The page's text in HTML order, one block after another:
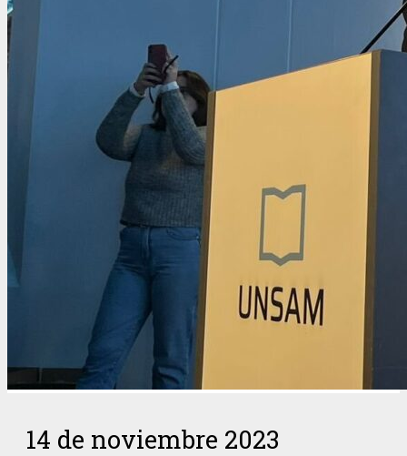
14 de noviembre 2023